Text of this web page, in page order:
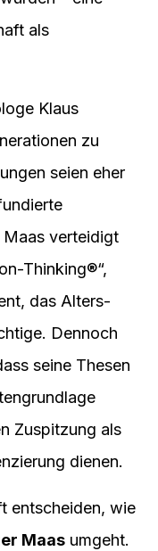
als
Klaus
zu
seien eher
verteidigt
Thinking®“,
das Alters-
Dennoch
seine Thesen
Zuspitzung als
dienen.
entscheiden, wie
Maas umgeht.